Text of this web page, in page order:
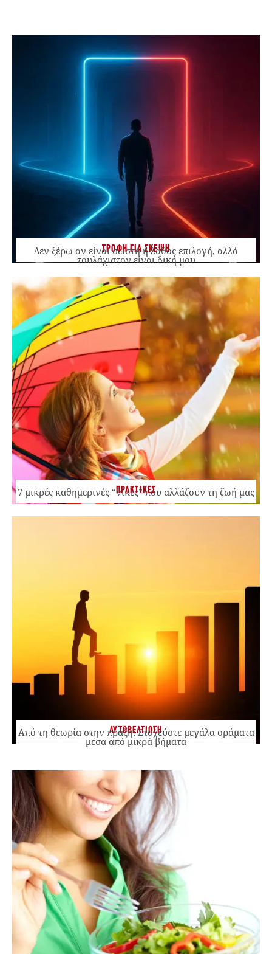
ΤΡΟΦΗ ΓΙΑ ΣΚΕΨΗ
Δεν ξέρω αν είναι σωστή ή λάθος επιλογή, αλλά
τουλάχιστον είναι δική μου
ΠΡΑΚΤΙΚΕΣ
7 μικρές καθημερινές “νίκες” που αλλάζουν τη ζωή μας
ΑΥΤΟΒΕΛΤΙΩΣΗ
Από τη θεωρία στην πράξη: Στοχεύστε μεγάλα οράματα
μέσα από μικρά βήματα